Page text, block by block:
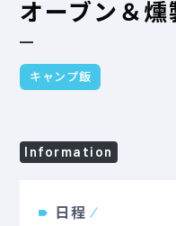
オーブン＆
キャンプ飯
Information
日程